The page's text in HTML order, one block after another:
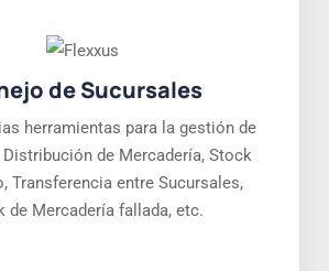
de Sucursales
herramientas para la gestión de
de Mercadería, Stock
Transferencia entre Sucursales,
de Mercadería fallada, etc.